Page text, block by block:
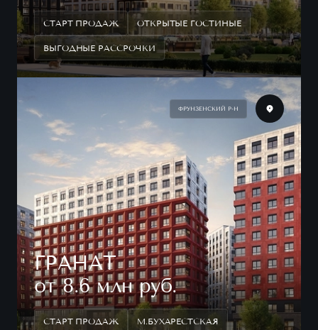
СТАРТ ПРОДАЖ ОТКРЫТЫЕ ГОСТИНЫЕ
ВЫГОДНЫЕ РАССРОЧКИ
ФРУНЗЕНСКИЙ Р-Н
ГРАНАТ
от 8.6 млн руб.
СТАРТ ПРОДАЖ М.БУХАРЕСТСКАЯ